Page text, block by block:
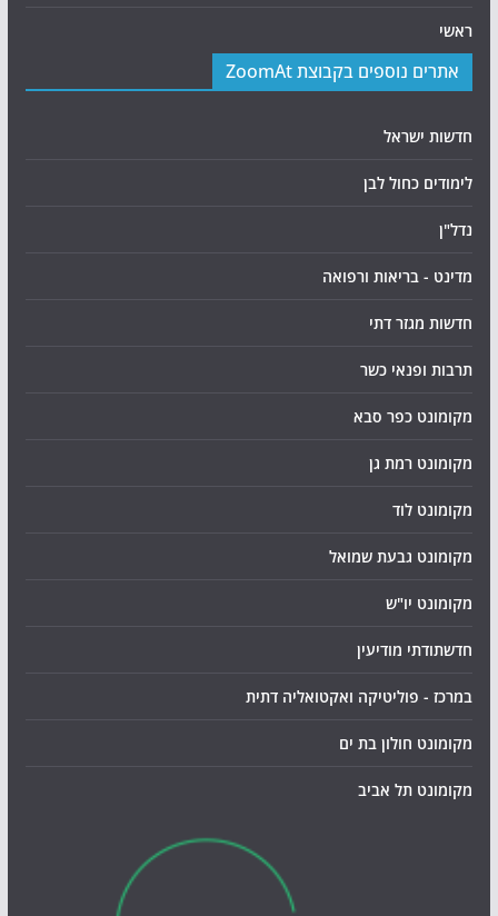
ראשי
אתרים נוספים בקבוצת ZoomAt
חדשות ישראל
לימודים כחול לבן
נדל"ן
מדינט - בריאות ורפואה
חדשות מגזר דתי
תרבות ופנאי כשר
מקומונט כפר סבא
מקומונט רמת גן
מקומונט לוד
מקומונט גבעת שמואל
מקומונט יו"ש
חדשתודתי מודיעין
במרכז - פוליטיקה ואקטואליה דתית
מקומונט חולון בת ים
מקומונט תל אביב